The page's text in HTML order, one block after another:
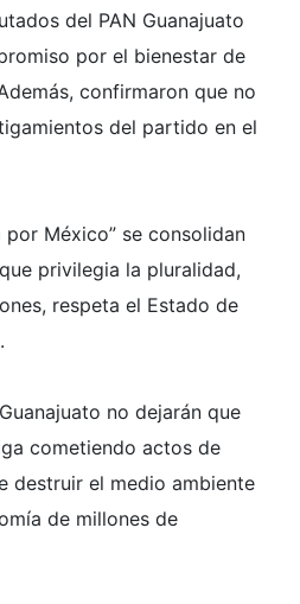
del PAN Guanajuato
por el bienestar de
confirmaron que no
del partido en el
por México” se consolidan
privilegia la pluralidad,
respeta el Estado de
no dejarán que
cometiendo actos de
destruir el medio ambiente
de millones de